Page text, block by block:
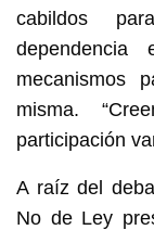
cabildos
mecanismos
misma.
participación
A raíz del
No de Ley